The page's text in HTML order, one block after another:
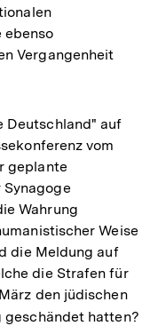
ebenso
Vergangenheit
Deutschland" auf
vom
geplante
Wahrung
Weise
die Meldung auf
die Strafen für
den jüdischen
geschändet hatten?